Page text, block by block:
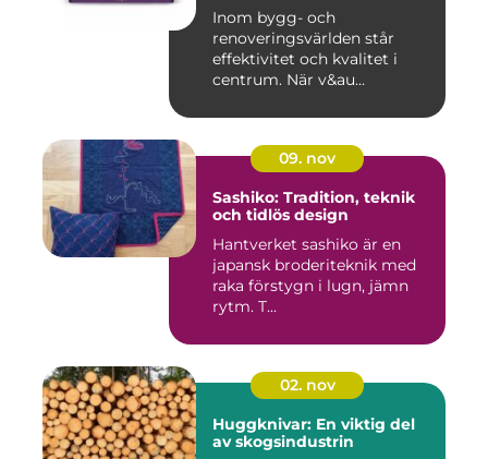
Inom bygg- och
renoveringsvärlden står
effektivitet och kvalitet i
centrum. När v&au...
09. nov
Sashiko: Tradition, teknik
och tidlös design
Hantverket sashiko är en
japansk broderiteknik med
raka förstygn i lugn, jämn
rytm. T...
02. nov
Huggknivar: En viktig del
av skogsindustrin